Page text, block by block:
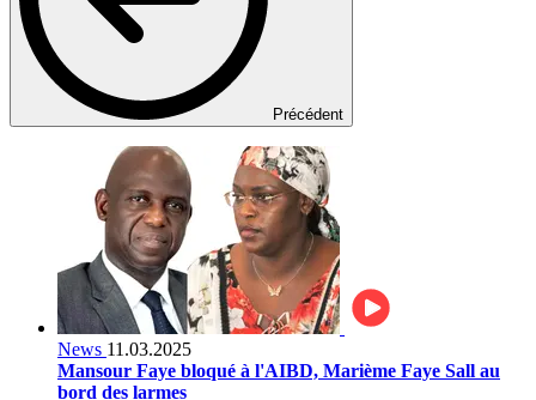
Précédent
News 11.03.2025
Mansour Faye bloqué à l'AIBD, Marième Faye Sall au
bord des larmes